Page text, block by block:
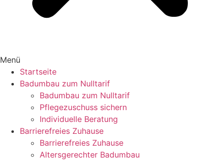
Menü
Startseite
Badumbau zum Nulltarif
Badumbau zum Nulltarif
Pflegezuschuss sichern
Individuelle Beratung
Barrierefreies Zuhause
Barrierefreies Zuhause
Altersgerechter Badumbau